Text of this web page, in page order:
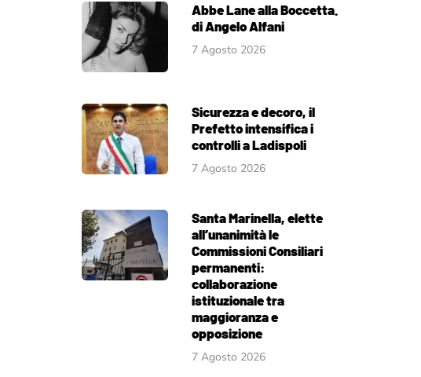
Abbe Lane alla Boccetta.
di Angelo Alfani
7 Agosto 2026
Sicurezza e decoro, il
Prefetto intensifica i
controlli a Ladispoli
7 Agosto 2026
Santa Marinella, elette
all’unanimità le
Commissioni Consiliari
permanenti:
collaborazione
istituzionale tra
maggioranza e
opposizione
7 Agosto 2026